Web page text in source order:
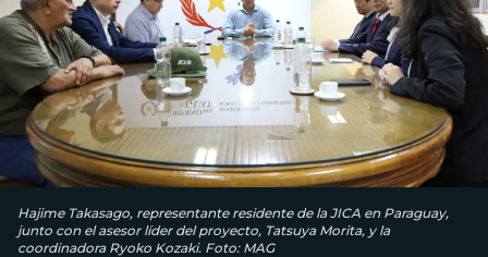
Hajime Takasago, representante residente de la JICA en Paraguay,
junto con el asesor líder del proyecto, Tatsuya Morita, y la
coordinadora Ryoko Kozaki. Foto: MAG